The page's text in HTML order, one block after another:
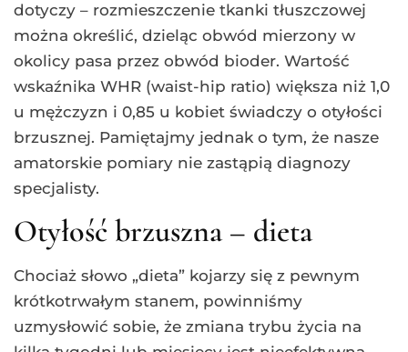
dotyczy – rozmieszczenie tkanki tłuszczowej
można określić, dzieląc obwód mierzony w
okolicy pasa przez obwód bioder. Wartość
wskaźnika WHR (waist-hip ratio) większa niż 1,0
u mężczyzn i 0,85 u kobiet świadczy o otyłości
brzusznej. Pamiętajmy jednak o tym, że nasze
amatorskie pomiary nie zastąpią diagnozy
specjalisty.
Otyłość brzuszna – dieta
Chociaż słowo „dieta” kojarzy się z pewnym
krótkotrwałym stanem, powinniśmy
uzmysłowić sobie, że zmiana trybu życia na